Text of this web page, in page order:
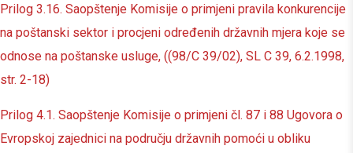
Prilog 3.16. Saopštenje Komisije o primjeni pravila konkurencije
na poštanski sektor i procjeni određenih državnih mjera koje se
odnose na poštanske usluge, ((98/C 39/02), SL C 39, 6.2.1998,
str. 2-18)
Prilog 4.1. Saopštenje Komisije o primjeni čl. 87 i 88 Ugovora o
Evropskoj zajednici na području državnih pomoći u obliku